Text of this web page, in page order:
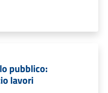
pubblico:
lavori